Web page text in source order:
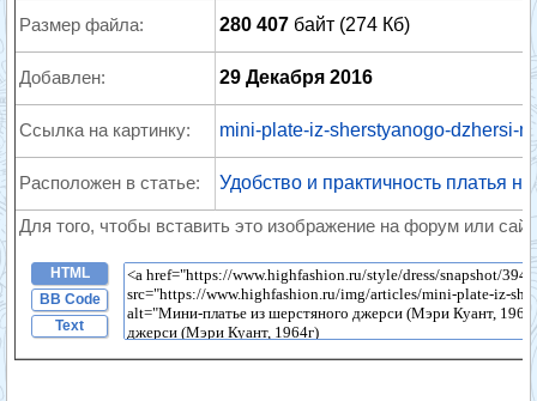
Размер файла: 280 407 байт (274 Кб)
Добавлен: 29 Декабря 2016
Ссылка на картинку: mini-plate-iz-sherstyanogo-dzhersi-
Расположен в статье: Удобство и практичность платья
Для того, чтобы вставить это изображение на форум или
HTML
BB Code
Text